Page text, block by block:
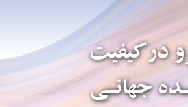
درکیفیت
جهانـی